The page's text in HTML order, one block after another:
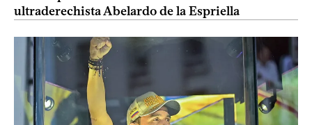
ultraderechista Abelardo de la Espriella